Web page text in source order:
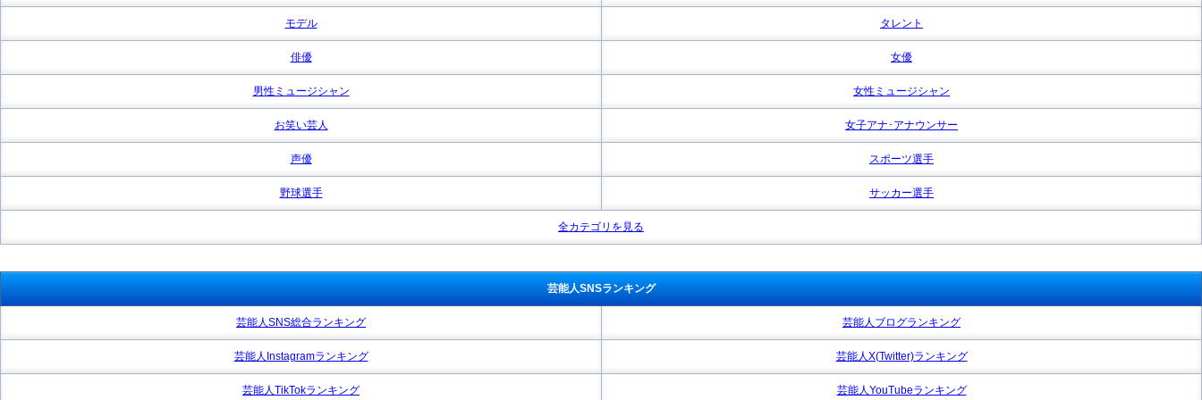
モデル タレント
俳優 女優
男性ミュージシャン 女性ミュージシャン
お笑い芸人 女子アナ･アナウンサー
声優 スポーツ選手
野球選手 サッカー選手
全カテゴリを見る
芸能人SNSランキング
芸能人SNS総合ランキング 芸能人ブログランキング
芸能人Instagramランキング 芸能人X(Twitter)ランキング
芸能人TikTokランキング 芸能人YouTubeランキング